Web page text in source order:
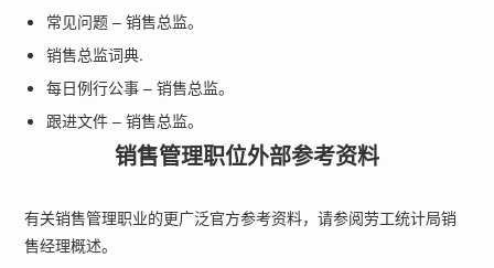
常见问题 – 销售总监。
销售总监词典.
每日例行公事 – 销售总监。
跟进文件 – 销售总监。
销售管理职位外部参考资料
有关销售管理职业的更广泛官方参考资料，请参阅劳工统计局销
售经理概述。